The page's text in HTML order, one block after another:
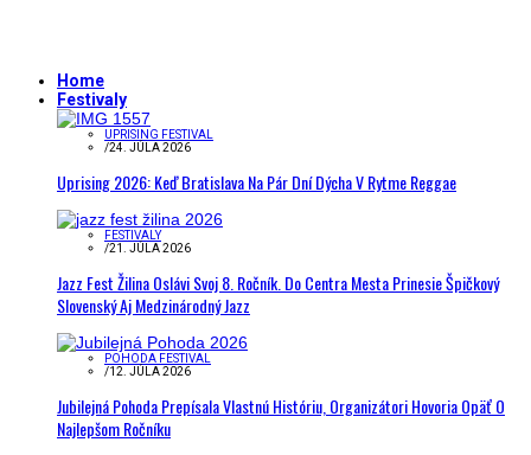
Home
Festivaly
UPRISING FESTIVAL
/24. JÚLA 2026
Uprising 2026: Keď Bratislava Na Pár Dní Dýcha V Rytme Reggae
FESTIVALY
/21. JÚLA 2026
Jazz Fest Žilina Oslávi Svoj 8. Ročník. Do Centra Mesta Prinesie Špičkový
Slovenský Aj Medzinárodný Jazz
POHODA FESTIVAL
/12. JÚLA 2026
Jubilejná Pohoda Prepísala Vlastnú Históriu, Organizátori Hovoria Opäť O
Najlepšom Ročníku